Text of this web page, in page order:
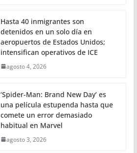
Hasta 40 inmigrantes son
detenidos en un solo día en
aeropuertos de Estados Unidos;
intensifican operativos de ICE
agosto 4, 2026
‘Spider-Man: Brand New Day’ es
una película estupenda hasta que
comete un error demasiado
habitual en Marvel
agosto 3, 2026